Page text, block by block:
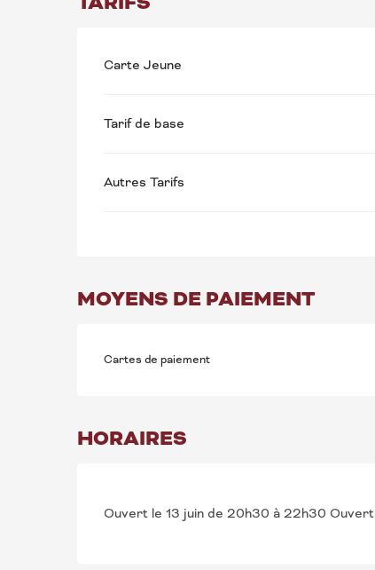
Carte Jeune
Tarif de base
Autres Tarifs
MOYENS DE PAIEMENT
Cartes de paiement
HORAIRES
Ouvert le 13 juin de 20h30 à 22h30 Ouvert